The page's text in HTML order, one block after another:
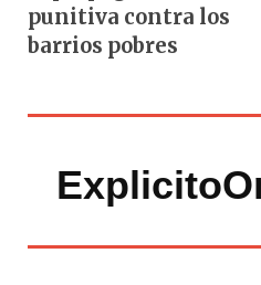
punitiva contra los
barrios pobres